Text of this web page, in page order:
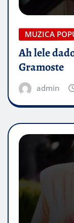
MUZICA
Ah lele
Gramoste
admin